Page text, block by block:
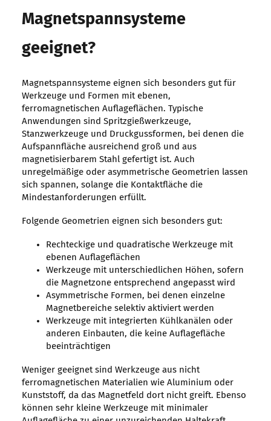
Magnetspannsysteme
geeignet?
Magnetspannsysteme eignen sich besonders gut für
Werkzeuge und Formen mit ebenen,
ferromagnetischen Auflageflächen. Typische
Anwendungen sind Spritzgießwerkzeuge,
Stanzwerkzeuge und Druckgussformen, bei denen die
Aufspannfläche ausreichend groß und aus
magnetisierbarem Stahl gefertigt ist. Auch
unregelmäßige oder asymmetrische Geometrien lassen
sich spannen, solange die Kontaktfläche die
Mindestanforderungen erfüllt.
Folgende Geometrien eignen sich besonders gut:
Rechteckige und quadratische Werkzeuge mit
ebenen Auflageflächen
Werkzeuge mit unterschiedlichen Höhen, sofern
die Magnetzone entsprechend angepasst wird
Asymmetrische Formen, bei denen einzelne
Magnetbereiche selektiv aktiviert werden
Werkzeuge mit integrierten Kühlkanälen oder
anderen Einbauten, die keine Auflagefläche
beeinträchtigen
Weniger geeignet sind Werkzeuge aus nicht
ferromagnetischen Materialien wie Aluminium oder
Kunststoff, da das Magnetfeld dort nicht greift. Ebenso
können sehr kleine Werkzeuge mit minimaler